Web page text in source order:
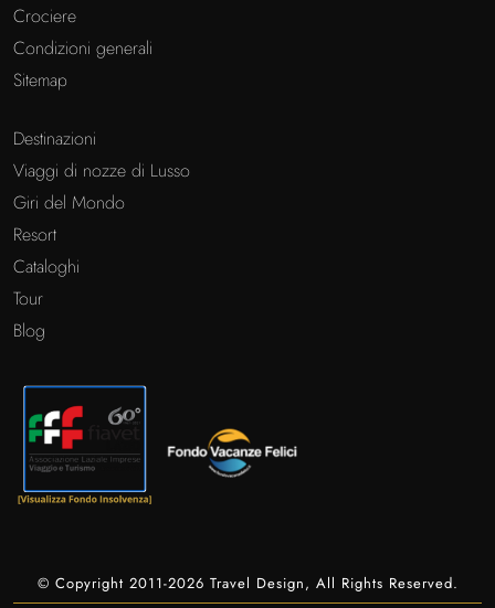
Crociere
Condizioni generali
Sitemap
Destinazioni
Viaggi di nozze di Lusso
Giri del Mondo
Resort
Cataloghi
Tour
Blog
© Copyright 2011-2026 Travel Design, All Rights Reserved.